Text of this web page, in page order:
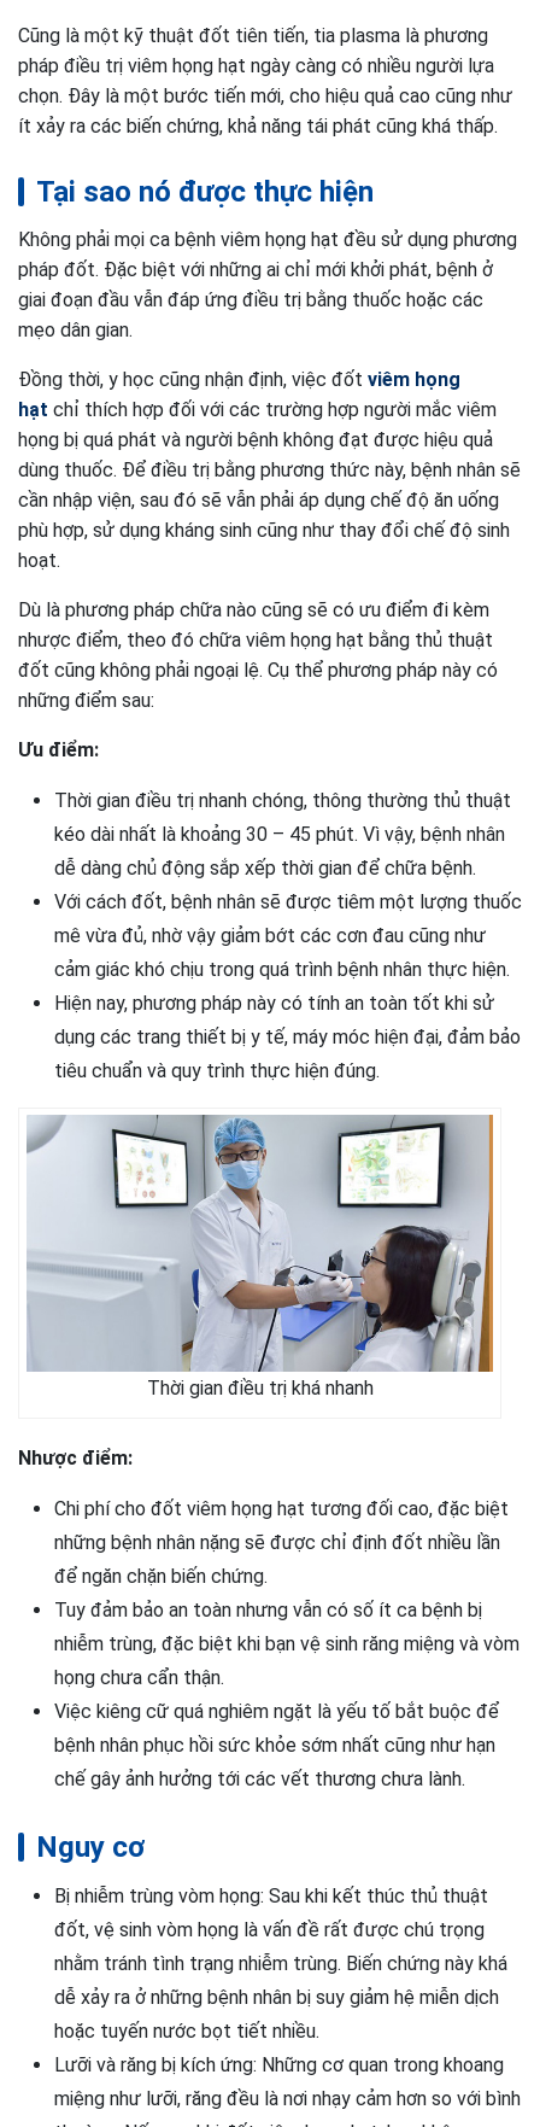
Cũng là một kỹ thuật đốt tiên tiến, tia plasma là phương
pháp điều trị viêm họng hạt ngày càng có nhiều người lựa
chọn. Đây là một bước tiến mới, cho hiệu quả cao cũng như
ít xảy ra các biến chứng, khả năng tái phát cũng khá thấp.
Tại sao nó được thực hiện
Không phải mọi ca bệnh viêm họng hạt đều sử dụng phương
pháp đốt. Đặc biệt với những ai chỉ mới khởi phát, bệnh ở
giai đoạn đầu vẫn đáp ứng điều trị bằng thuốc hoặc các
mẹo dân gian.
Đồng thời, y học cũng nhận định, việc đốt viêm họng
hạt chỉ thích hợp đối với các trường hợp người mắc viêm
họng bị quá phát và người bệnh không đạt được hiệu quả
dùng thuốc. Để điều trị bằng phương thức này, bệnh nhân sẽ
cần nhập viện, sau đó sẽ vẫn phải áp dụng chế độ ăn uống
phù hợp, sử dụng kháng sinh cũng như thay đổi chế độ sinh
hoạt.
Dù là phương pháp chữa nào cũng sẽ có ưu điểm đi kèm
nhược điểm, theo đó chữa viêm họng hạt bằng thủ thuật
đốt cũng không phải ngoại lệ. Cụ thể phương pháp này có
những điểm sau:
Ưu điểm:
Thời gian điều trị nhanh chóng, thông thường thủ thuật
kéo dài nhất là khoảng 30 – 45 phút. Vì vậy, bệnh nhân
dễ dàng chủ động sắp xếp thời gian để chữa bệnh.
Với cách đốt, bệnh nhân sẽ được tiêm một lượng thuốc
mê vừa đủ, nhờ vậy giảm bớt các cơn đau cũng như
cảm giác khó chịu trong quá trình bệnh nhân thực hiện.
Hiện nay, phương pháp này có tính an toàn tốt khi sử
dụng các trang thiết bị y tế, máy móc hiện đại, đảm bảo
tiêu chuẩn và quy trình thực hiện đúng.
Thời gian điều trị khá nhanh
Nhược điểm:
Chi phí cho đốt viêm họng hạt tương đối cao, đặc biệt
những bệnh nhân nặng sẽ được chỉ định đốt nhiều lần
để ngăn chặn biến chứng.
Tuy đảm bảo an toàn nhưng vẫn có số ít ca bệnh bị
nhiễm trùng, đặc biệt khi bạn vệ sinh răng miệng và vòm
họng chưa cẩn thận.
Việc kiêng cữ quá nghiêm ngặt là yếu tố bắt buộc để
bệnh nhân phục hồi sức khỏe sớm nhất cũng như hạn
chế gây ảnh hưởng tới các vết thương chưa lành.
Nguy cơ
Bị nhiễm trùng vòm họng: Sau khi kết thúc thủ thuật
đốt, vệ sinh vòm họng là vấn đề rất được chú trọng
nhằm tránh tình trạng nhiễm trùng. Biến chứng này khá
dễ xảy ra ở những bệnh nhân bị suy giảm hệ miễn dịch
hoặc tuyến nước bọt tiết nhiều.
Lưỡi và răng bị kích ứng: Những cơ quan trong khoang
miệng như lưỡi, răng đều là nơi nhạy cảm hơn so với bình